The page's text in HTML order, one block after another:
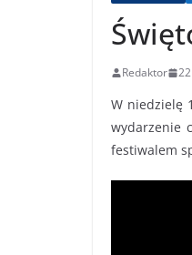
Redaktor
W niedzielę
wydarzenie
festiwalem